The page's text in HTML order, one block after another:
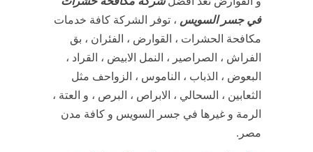
في جسر السويس ، توفر الشركة كافة خدمات
مكافحة الحشرات ، القوارض ، الفئران ، بق
الفراش ، الصراصير ، النمل الابيض ، القراد ،
البعوض ، الذباب ، الناموس ، الزواحف مثل
الثعابين ، السحالي ، الابراص ، البرص ، و العتة ،
الرمة و غيرها في جسر السويس و كافة مدن
مصر.